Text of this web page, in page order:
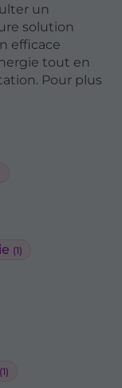
(1)
(1)
un
solution
efficace
tout en
Pour plus